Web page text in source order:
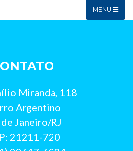
MENU
Miranda, 118
Argentino
Janeiro/RJ
21211-720